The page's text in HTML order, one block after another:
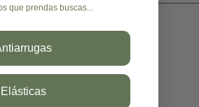
que prendas buscas...